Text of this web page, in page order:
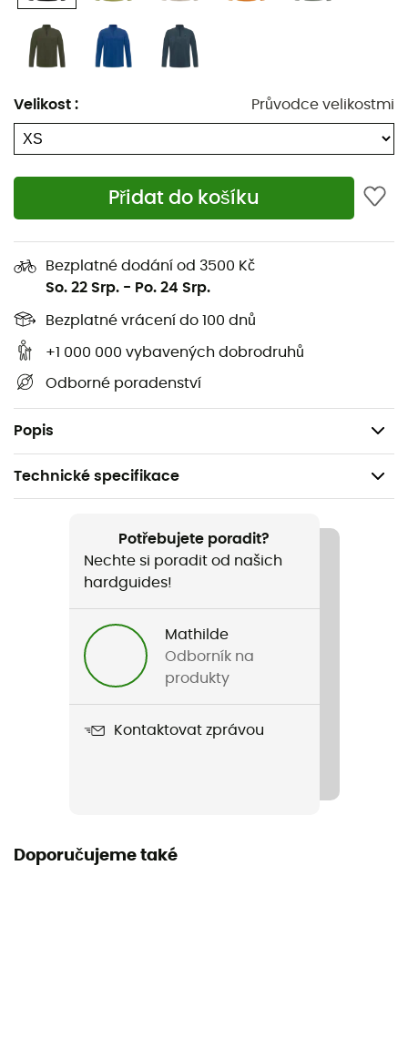
Velikost : Průvodce velikostmi
Přidat do košíku
Bezplatné dodání od 3500 Kč
So. 22 Srp. - Po. 24 Srp.
Bezplatné vrácení do 100 dnů
+1 000 000 vybavených dobrodruhů
Odborné poradenství
Popis
Oblékněte si
se ódou na přírodu. S ním každé zimní dobrodružství
nabývá nového rozměru, rozměru odpovědného
zároveň chránit naši krásnou planetu?
Recyklovaný materiál
Pravidelný střih
Dlouhé rukávy
Pravidelná délka
Límec se zipem
1/4 zip
Pravidelný zip
Technické specifikace
Název produktu
Prtreperfecto 1/4
Standardní
Kapuce
Potřebujete poradit?
Nechte si poradit od našich
hardguides!
Mathilde
Odborník na
produkty
Kontaktovat zprávou
Doporučujeme také